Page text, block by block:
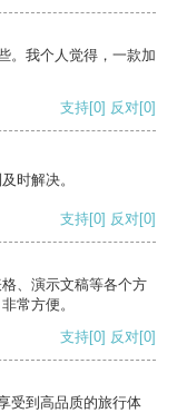
。我个人觉得，一款加
支持[0] 反对[0]
时解决。
支持[0] 反对[0]
、演示文稿等各个方
常方便。
支持[0] 反对[0]
受到高品质的旅行体